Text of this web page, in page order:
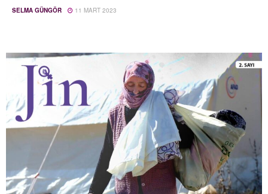
SELMA GÜNGÖR 11 MART 2023